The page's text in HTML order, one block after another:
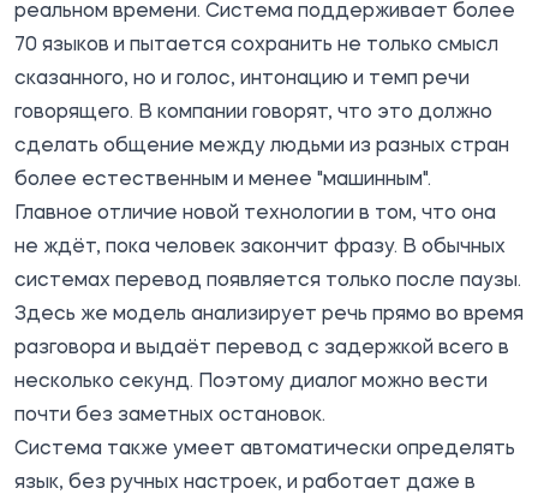
реальном времени. Система поддерживает более
70 языков и пытается сохранить не только смысл
сказанного, но и голос, интонацию и темп речи
говорящего. В компании говорят, что это должно
сделать общение между людьми из разных стран
более естественным и менее "машинным".
Главное отличие новой технологии в том, что она
не ждёт, пока человек закончит фразу. В обычных
системах перевод появляется только после паузы.
Здесь же модель анализирует речь прямо во время
разговора и выдаёт перевод с задержкой всего в
несколько секунд. Поэтому диалог можно вести
почти без заметных остановок.
Система также умеет автоматически определять
язык, без ручных настроек, и работает даже в